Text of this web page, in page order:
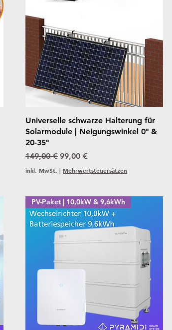
Schnellansicht
Universelle schwarze Halterung für
Solarmodule | Neigungswinkel 0° &
20-35°
Standardpreis
149,00 € Sale-Preis
99,00 €
inkl. MwSt. | Mehrwertsteuersätzen
PV-Paket | 10,0kW & 9,6kWh